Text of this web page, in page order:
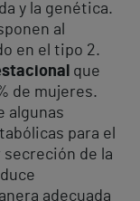
y la genética.
al
en el tipo 2.
que
de mujeres.
algunas
para el
de la
adecuada